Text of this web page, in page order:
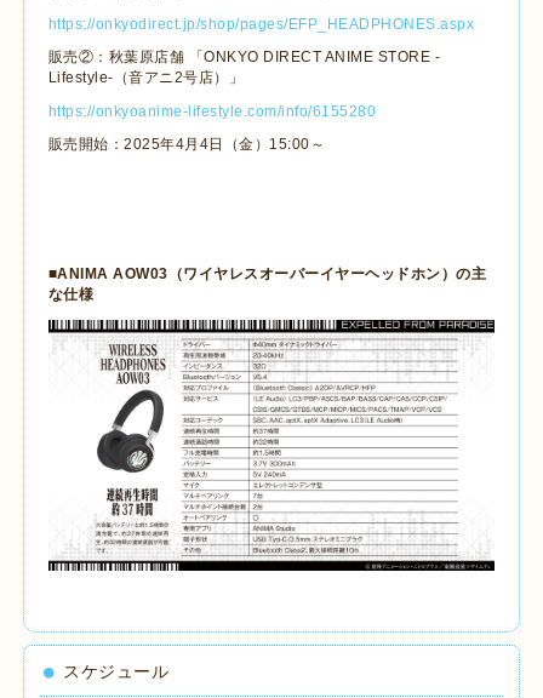
https://onkyodirect.jp/shop/pages/EFP_HEADPHONES.aspx
販売②：秋葉原店舗 「ONKYO DIRECT ANIME STORE -
Lifestyle- （音アニ 2号店）」
https://onkyoanime-lifestyle.com/info/6155280
販売開始：2025年4月 4日（金） 15:00 ～
■ANIMA AOW03 （ワイヤレスオーバーイヤーヘッドホン）の主
な仕様
スケジュール